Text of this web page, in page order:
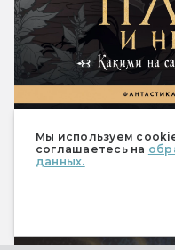
Мы используем
соглашаетесь на
данных.
Спецвыпуск